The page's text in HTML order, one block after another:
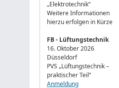
„Elektrotechnik“
Weitere Informationen
hierzu erfolgen in Kürze
FB - Lüftungstechnik
16. Oktober 2026
Düsseldorf
PVS „Lüftungstechnik –
praktischer Teil“
Anmeldung